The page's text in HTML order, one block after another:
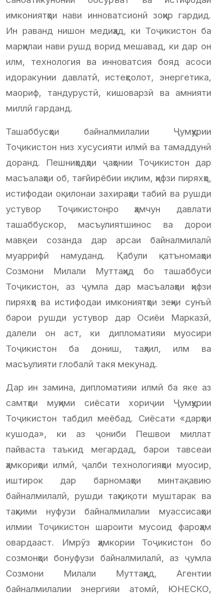
имкониятҳои нави инноватсионӣ зоҳир гардид.
Ин раванд нишон медиҳад, ки Тоҷикистон ба
марҳилаи нави рушд ворид мешавад, ки дар он
илм, технология ва инноватсия бояд асоси
идоракунии давлатӣ, истеҳсолот, энергетика,
маориф, тандурустӣ, кишоварзӣ ва амнияти
миллӣ гарданд.
Ташаббусҳои байналмилалии Ҷумҳурии
Тоҷикистон низ хусусияти илмӣ ва тамаддунӣ
доранд. Пешниҳодҳои ҷаҳонии Тоҷикистон дар
масъалаҳои об, тағйирёбии иқлим, ҳифзи пиряхҳо,
истифодаи оқилонаи захираҳои табиӣ ва рушди
устувор Тоҷикистонро ҳамчун давлати
ташаббускор, масъулиятшинос ва дорои
мавқеи созанда дар арсаи байналмилалӣ
муаррифӣ намуданд. Қабули қатъномаҳои
Созмони Милали Муттаҳид бо ташаббуси
Тоҷикистон, аз ҷумла дар масъалаҳои ҳифзи
пиряхҳо ва истифодаи имкониятҳои зеҳни сунъӣ
барои рушди устувор дар Осиёи Марказӣ,
далели он аст, ки дипломатияи муосири
Тоҷикистон ба дониш, таҳлил, илм ва
масъулияти глобалӣ такя мекунад.
Дар ин замина, дипломатияи илмӣ ба яке аз
самтҳои муҳими сиёсати хориҷии Ҷумҳурии
Тоҷикистон табдил меёбад. Сиёсати «дарҳои
кушода», ки аз ҷониби Пешвои миллат
пайваста таъкид мегардад, барои тавсеаи
ҳамкориҳои илмӣ, ҷалби технологияҳои муосир,
иштирок дар барномаҳои минтақавию
байналмилалӣ, рушди таҳқиқоти муштарак ва
таҳкими нуфузи байналмилалии муассисаҳои
илмии Тоҷикистон шароити мусоид фароҳам
овардааст. Имрӯз ҳамкории Тоҷикистон бо
созмонҳои бонуфузи байналмилалӣ, аз ҷумла
Созмони Милали Муттаҳид, Агентии
байналмилалии энергияи атомӣ, ЮНЕСКО,